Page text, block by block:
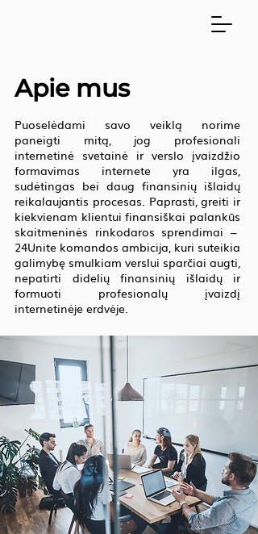
Apie mus
Puoselėdami savo veiklą norime
paneigti mitą, jog profesionali
internetinė svetainė ir verslo įvaizdžio
formavimas internete yra ilgas,
sudėtingas bei daug finansinių išlaidų
reikalaujantis procesas. Paprasti, greiti ir
kiekvienam klientui finansiškai palankūs
skaitmeninės rinkodaros sprendimai –
24Unite komandos ambicija, kuri suteikia
galimybę smulkiam verslui sparčiai augti,
nepatirti didelių finansinių išlaidų ir
formuoti profesionalų įvaizdį
internetinėje erdvėje.